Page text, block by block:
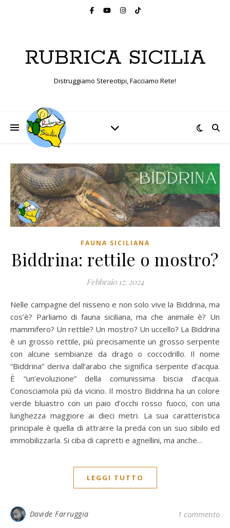
RUBRICA SICILIA
Distruggiamo Stereotipi, Facciamo Rete!
FAUNA SICILIANA
Biddrina: rettile o mostro?
Febbraio 17, 2024
Nelle campagne del nisseno e non solo vive la Biddrina, ma
cos’è? Parliamo di fauna siciliana, ma che animale è? Un
mammifero? Un rettile? Un mostro? Un uccello? La Biddrina
è un grosso rettile, più precisamente un grosso serpente
con alcune sembianze da drago o coccodrillo. Il nome
“Biddrina” deriva dall’arabo che significa serpente d’acqua.
È “un’evoluzione” della comunissima biscia d’acqua.
Conosciamola più da vicino. Il mostro Biddrina ha un colore
verde bluastro con un paio d’occhi rosso fuoco, con una
lunghezza maggiore ai dieci metri. La sua caratteristica
principale è quella di attrarre la preda con un suo sibilo ed
immobilizzarla. Si ciba di capretti e agnellini, ma anche…
LEGGI TUTTO
Davide Farruggia 1 commento